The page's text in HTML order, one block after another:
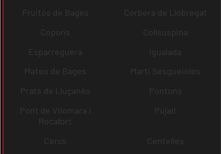
Fruitós de Bages
Corbera de Llobregat
Copons
Collsuspina
Esparreguera
Igualada
Mateu de Bages
Martí Sesgueioles
Prats de Lluçanès
Pontons
Pont de Vilomara i
Rocafort
Pujalt
Cercs
Centelles